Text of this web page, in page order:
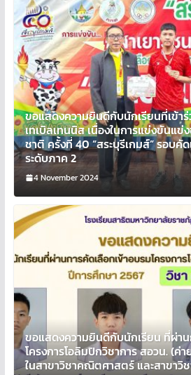
ขอแสดงความยินดีกับนักเรียนที่เข้า
เทเบิลเทนนิส เนื่องในการแข่งขันแ
ชาติ ครั้งที่ 40 “สระบุรีเกมส์” รอบ
ระดับภาค 2
4 November 2024
ขอแสดงความยินดีกับนักเรียน ที่ผ่าน
โครงการโอลิมปิกวิชาการ สอวน. (ค่
ในสาขาวิชาคณิตศาสตร์ และสาขาวิ